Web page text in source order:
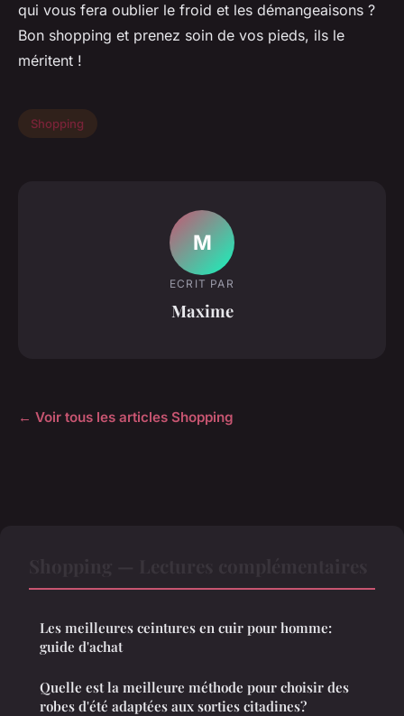
qui vous fera oublier le froid et les démangeaisons ?
Bon shopping et prenez soin de vos pieds, ils le
méritent !
Shopping
M
ECRIT PAR
Maxime
← Voir tous les articles Shopping
Les meilleures ceintures en cuir pour homme:
guide d'achat
Quelle est la meilleure méthode pour choisir des
robes d'été adaptées aux sorties citadines?